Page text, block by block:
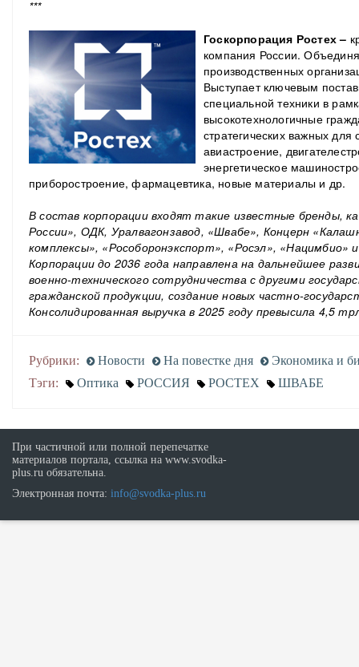
***
Госкорпорация Ростех –
компания России.
производственных
Выступает ключевым
специальной техники в
высокотехнологичные
стратегических важных для
авиастроение,
энергетическое
приборостроение, фармацевтика, новые материалы и др.
В состав корпорации входят такие известные бренды,
России», ОДК, Уралвагонзавод, «Швабе», Концерн
комплексы», «Рособоронэкспорт», «Росэл», «Нацимбио»
Корпорации до 2036 года направлена на дальнейшее
военно-технического сотрудничества с другими
гражданской продукции, создание новых частно-
Консолидированная выручка в 2025 году превысила 4,5
Рубрики: Новости На повестке дня
Экономика и
Тэги:
Оптика РОССИЯ РОСТЕХ ШВАБЕ
При частичной или полной перепечатке
материалов портала, ссылка на www.svodka-
plus.ru обязательна.
Электронная почта: info@svodka-plus.ru